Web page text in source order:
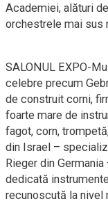
Academiei, alături
orchestrele mai sus
SALONUL EXPO-
celebre precum
de construit corni,
foarte mare de
fagot, corn,
din Israel –
Rieger din
dedicată
recunoscută la nivel